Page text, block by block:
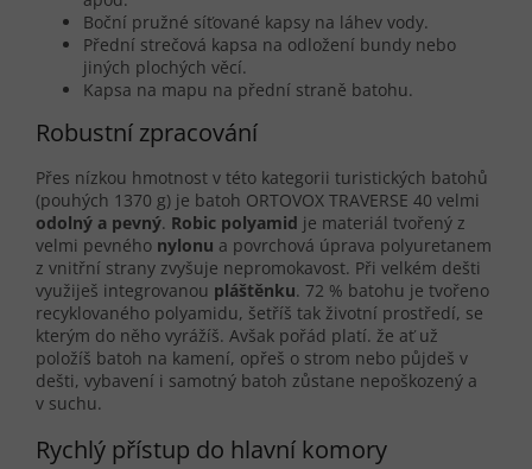
Boční pružné síťované kapsy na láhev vody.
Přední strečová kapsa na odložení bundy nebo
jiných plochých věcí.
Kapsa na mapu na přední straně batohu.
Robustní zpracování
Přes nízkou hmotnost v této kategorii turistických batohů
(pouhých 1370 g) je batoh ORTOVOX TRAVERSE 40 velmi
odolný a pevný. Robic polyamid je materiál tvořený z
velmi pevného nylonu a povrchová úprava polyuretanem
z vnitřní strany zvyšuje nepromokavost. Při velkém dešti
využiješ integrovanou pláštěnku. 72 % batohu je tvořeno
recyklovaného polyamidu, šetříš tak životní prostředí, se
kterým do něho vyrážíš. Avšak pořád platí. že ať už
položíš batoh na kamení, opřeš o strom nebo půjdeš v
dešti, vybavení i samotný batoh zůstane nepoškozený a
v suchu.
Rychlý přístup do hlavní komory